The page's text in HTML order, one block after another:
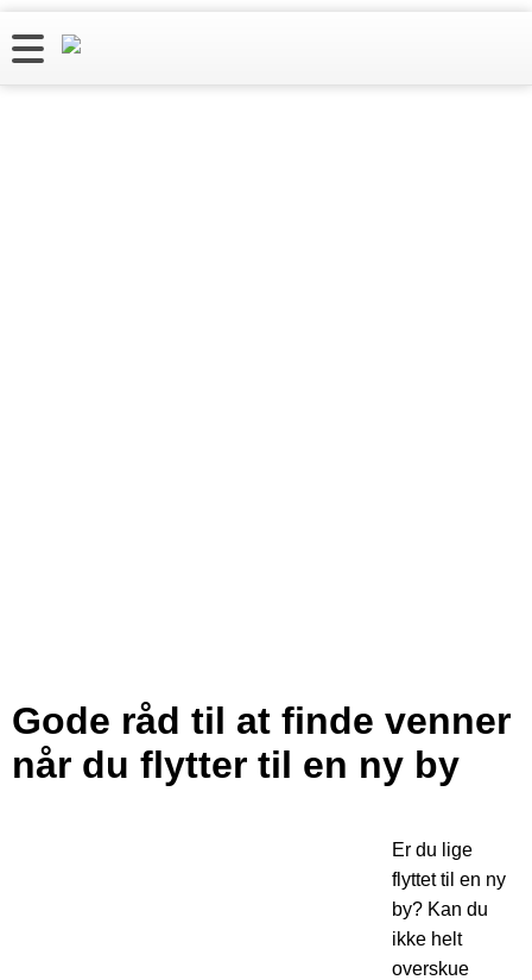
Gode råd til at finde venner
når du flytter til en ny by
Er du lige
flyttet til en ny
by? Kan du
ikke helt
overskue